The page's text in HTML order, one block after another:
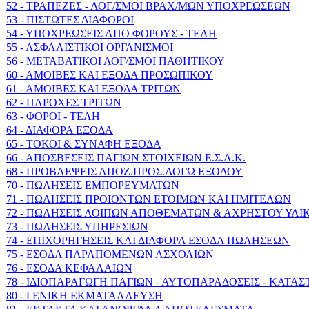
52 - ΤΡΑΠΕΖΕΣ - ΛΟΓ/ΣΜΟΙ ΒΡΑΧ/ΜΩΝ ΥΠΟΧΡΕΩΣΕΩΝ
53 - ΠΙΣΤΩΤΕΣ ΔΙΑΦΟΡΟΙ
54 - ΥΠΟΧΡΕΩΣΕΙΣ ΑΠΟ ΦΟΡΟΥΣ - ΤΕΛΗ
55 - ΑΣΦΑΛΙΣΤΙΚΟΙ ΟΡΓΑΝΙΣΜΟΙ
56 - ΜΕΤΑΒΑΤΙΚΟΙ ΛΟΓ/ΣΜΟΙ ΠΑΘΗΤΙΚΟΥ
60 - ΑΜΟΙΒΕΣ ΚΑΙ ΕΞΟΔΑ ΠΡΟΣΩΠΙΚΟΥ
61 - ΑΜΟΙΒΕΣ ΚΑΙ ΕΞΟΔΑ ΤΡΙΤΩΝ
62 - ΠΑΡΟΧΕΣ ΤΡΙΤΩΝ
63 - ΦΟΡΟΙ - ΤΕΛΗ
64 - ΔΙΑΦΟΡΑ ΕΞΟΔΑ
65 - ΤΟΚΟΙ & ΣΥΝΑΦΗ ΕΞΟΔΑ
66 - ΑΠΟΣΒΕΣΕΙΣ ΠΑΓΙΩΝ ΣΤΟΙΧΕΙΩΝ Ε.Σ.Λ.Κ.
68 - ΠΡΟΒΛΕΨΕΙΣ ΑΠΟΖ.ΠΡΟΣ.ΛΟΓΩ ΕΞΟΔΟΥ
70 - ΠΩΛΗΣΕΙΣ ΕΜΠΟΡΕΥΜΑΤΩΝ
71 - ΠΩΛΗΣΕΙΣ ΠΡΟΙΟΝΤΩΝ ΕΤΟΙΜΩΝ ΚΑΙ ΗΜΙΤΕΛΩΝ
72 - ΠΩΛΗΣΕΙΣ ΛΟΙΠΩΝ ΑΠΟΘΕΜΑΤΩΝ & ΑΧΡΗΣΤΟΥ
73 - ΠΩΛΗΣΕΙΣ ΥΠΗΡΕΣΙΩΝ
74 - ΕΠΙΧΟΡΗΓΗΣΕΙΣ ΚΑΙ ΔΙΑΦΟΡΑ ΕΣΟΔΑ ΠΩΛΗΣΕΩΝ
75 - ΕΣΟΔΑ ΠΑΡΑΠΟΜΕΝΩΝ ΑΣΧΟΛΙΩΝ
76 - ΕΣΟΔΑ ΚΕΦΑΛΑΙΩΝ
78 - ΙΔΙΟΠΑΡΑΓΩΓΗ ΠΑΓΙΩΝ - ΑΥΤΟΠΑΡΑΔΟΣΕΙΣ -
80 - ΓΕΝΙΚΗ ΕΚΜΑΤΑΛΛΕΥΣΗ